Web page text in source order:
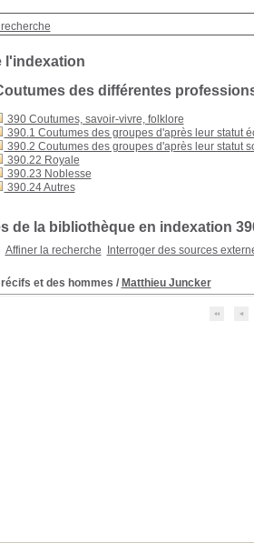
l'indexation
des différentes
390 Coutumes, savoir-vivre, folklore
390.1 Coutumes des groupes d'après leur statut
390.2 Coutumes des groupes d'après leur statut
390.22 Royale
390.23 Noblesse
390.24 Autres
de la bibliothèque en indexation
Affiner la recherche Interroger des sources
récifs et des hommes / Matthieu Juncker